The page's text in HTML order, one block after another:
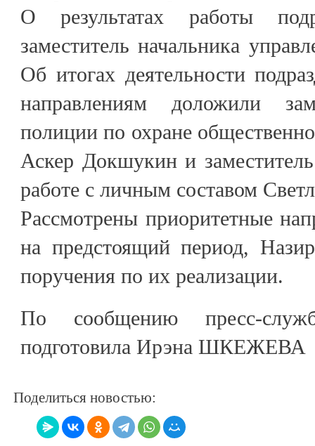
О результатах работы
заместитель начальника
Об итогах деятельности
направлениям доложили
полиции по охране
Аскер Докшукин и
работе с личным составом
Рассмотрены приоритетные
на предстоящий период,
поручения по их реализации.
По сообщению пресс-
подготовила Ирэна ШКЕЖЕВА
Поделиться новостью: